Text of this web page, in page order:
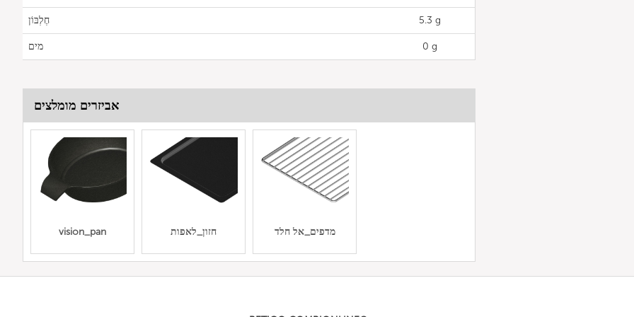
חֶלְבּוֹן 5.3 g
מים 0 g
אביזרים מומלצים
vision_pan חזון_לאפות מדפים_אל חלד